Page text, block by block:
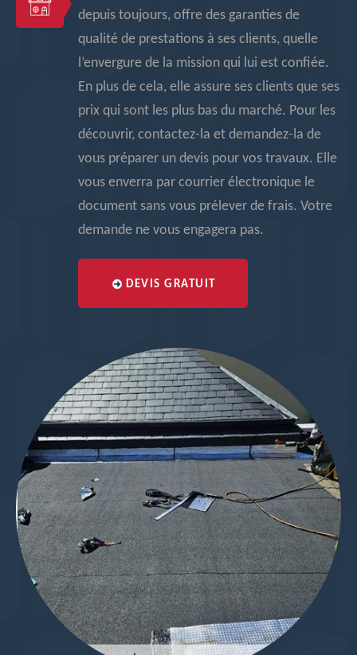
depuis toujours, offre des garanties de
qualité de prestations à ses clients, quelle
l’envergure de la mission qui lui est confiée.
En plus de cela, elle assure ses clients que ses
prix qui sont les plus bas du marché. Pour les
découvrir, contactez-la et demandez-la de
vous préparer un devis pour vos travaux. Elle
vous enverra par courrier électronique le
document sans vous prélever de frais. Votre
demande ne vous engagera pas.
DEVIS GRATUIT